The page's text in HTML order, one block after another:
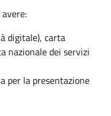
digitale), carta
nazionale dei servizi
per la presentazione